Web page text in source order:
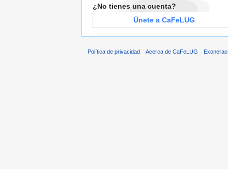
¿No tienes una cuenta?
Únete a CaFeLUG
Política de privacidad Acerca de CaFeLUG